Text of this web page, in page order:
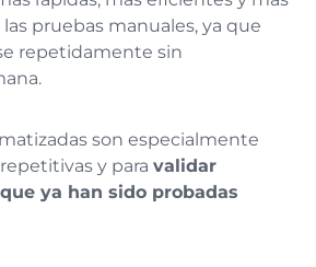
pruebas manuales, ya que
repetidamente sin
son especialmente
y para validar
ya han sido probadas